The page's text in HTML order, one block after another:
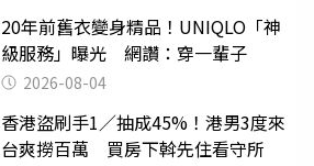
20年前舊衣變身精品！UNIQLO「神
級服務」曝光 網讚：穿一輩子
2026-08-04
香港盜刷手1／抽成45%！港男3度來
台爽撈百萬 買房下斡先住看守所